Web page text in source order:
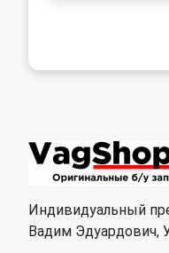
Индивидуальный
Вадим Эдуардович,